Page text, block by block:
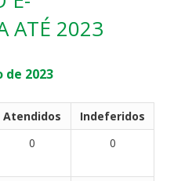
ATÉ 2023
de 2023
Atendidos
Indeferidos
0 0